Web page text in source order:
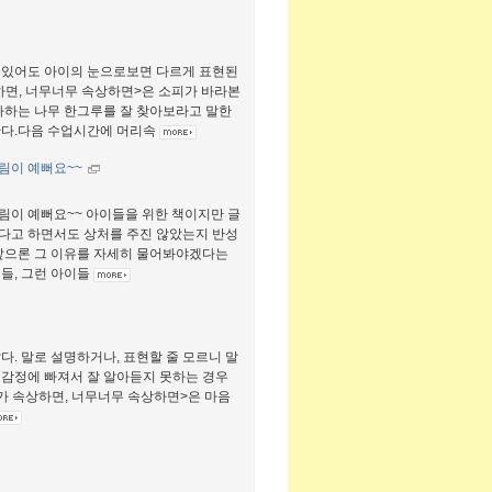
어도 아이의 눈으로보면 다르게 표현된
, 너무너무 속상하면>은 소피가 바라본
는 나무 한그루를 잘 찾아보라고 말한
.다음 수업시간에 머리속
이 예뻐요~~
이 예뻐요~~ 아이들을 위한 책이지만 글
고 하면서도 상처를 주진 않았는지 반성
론 그 이유를 자세히 물어봐야겠다는
, 그런 아이들
. 말로 설명하거나, 표현할 줄 모르니 말
정에 빠져서 잘 알아듣지 못하는 경우
속상하면, 너무너무 속상하면>은 마음